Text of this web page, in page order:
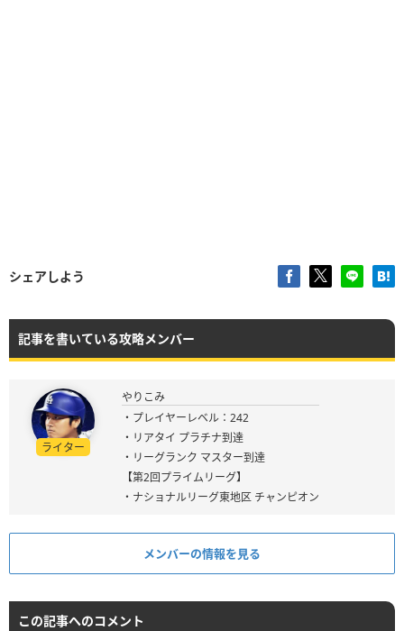
シェアしよう
記事を書いている攻略メンバー
ライター
やりこみ
・プレイヤーレベル：242
・リアタイ プラチナ到達
・リーグランク マスター到達
【第2回プライムリーグ】
・ナショナルリーグ東地区 チャンピオン
メンバーの情報を見る
この記事へのコメント